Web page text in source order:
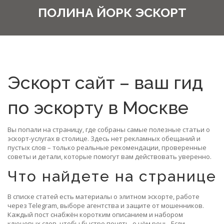
ПОЛИНА ЙОРК ЭСКОРТ
Эскорт сайт – ваш гид
по эскорту в Москве
Вы попали на страницу, где собраны самые полезные статьи о
эскорт-услугах в столице. Здесь нет рекламных обещаний и
пустых слов – только реальные рекомендации, проверенные
советы и детали, которые помогут вам действовать уверенно.
Что найдете на странице
В списке статей есть материалы о элитном эскорте, работе
через Telegram, выборе агентства и защите от мошенников.
Каждый пост снабжён коротким описанием и набором